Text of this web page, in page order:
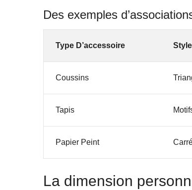
Des exemples
Type D’accessoire
Coussins
Tapis
Papier Peint
La dimension